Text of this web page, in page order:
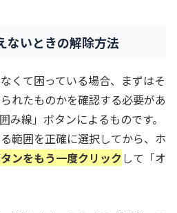
ないときの解除方法
くて困っている場合、まずはそ
れたものかを確認する必要があ
み線」ボタンによるものです。
範囲を正確に選択してから、ホ
タンをもう一度クリックして「オ